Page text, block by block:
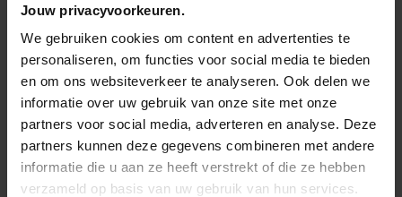
Jouw privacyvoorkeuren.
We gebruiken cookies om content en advertenties te
personaliseren, om functies voor social media te bieden
en om ons websiteverkeer te analyseren. Ook delen we
informatie over uw gebruik van onze site met onze
partners voor social media, adverteren en analyse. Deze
partners kunnen deze gegevens combineren met andere
informatie die u aan ze heeft verstrekt of die ze hebben
verzameld op basis van uw gebruik van hun services.